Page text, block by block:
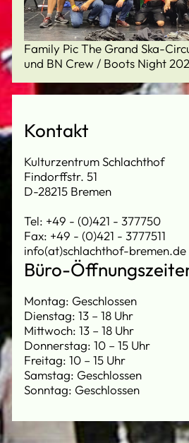
Family Pic The Grand Ska-
und BN Crew / Boots Night
Kontakt
Kulturzentrum Schlachthof
Findorffstr. 51
D-28215 Bremen
Tel: +49 - (0)421 - 377750
Fax: +49 - (0)421 - 3777511
info(at)schlachthof-bremen.de
Büro-
Montag: Geschlossen
Dienstag: 13 – 18 Uhr
Mittwoch: 13 – 18 Uhr
Donnerstag: 10 – 15 Uhr
Freitag: 10 – 15 Uhr
Samstag: Geschlossen
Sonntag: Geschlossen